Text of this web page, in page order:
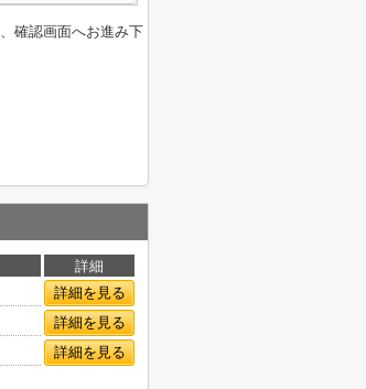
確認画面へお進み下
詳細
詳細を見る
詳細を見る
詳細を見る